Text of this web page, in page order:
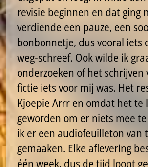
revisie beginnen en dat ging
verdiende een pauze, een
bonbonnetje, dus vooral iets
weg-schreef. Ook wilde ik
onderzoeken of het schrijven
fictie iets voor mij was. Het
Kjoepie Arrr en omdat het te
geworden om er niets mee
ik er een audiofeuilleton van
gemaaken. Elke aflevering
één week, dus de tijd loopt